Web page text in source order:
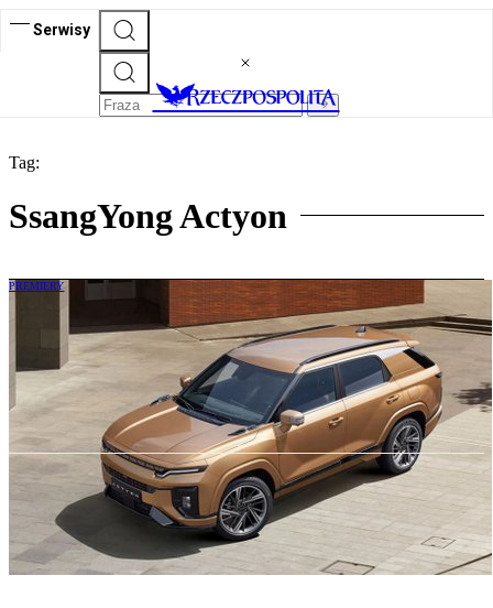
Serwisy
Tag:
SsangYong Actyon
PREMIERY
Range Rover od Ssangyonga. Polskie ceny
nowego SUV-a coupe z szykownym
wyglądem